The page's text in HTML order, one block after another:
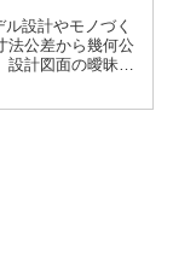
設計やモノづく
法公差から幾何公
計図面の曖昧さ